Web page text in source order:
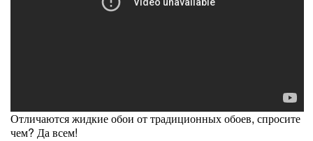
Отличаются жидкие обои от традиционных обоев, спросите
чем? Да всем!